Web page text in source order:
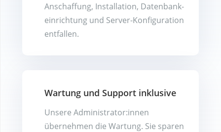
Anschaffung, Installation, Datenbank­
ein­rich­tung und Server-Konfi­gura­tion
entfallen.
Wartung und Support inklusive
Unsere Administrator:innen
übernehmen die Wartung. Sie sparen